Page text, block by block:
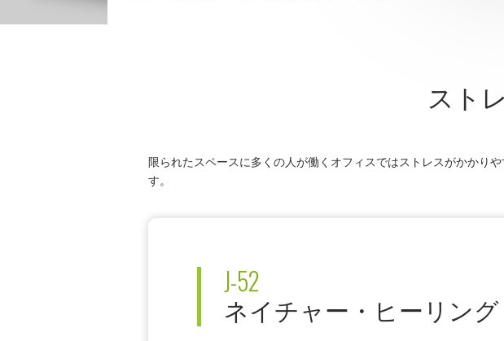
スト
限られたスペースに多くの人が働くオフィスではストレスがかかり
す。
J-52
ネイチャー・ヒーリング